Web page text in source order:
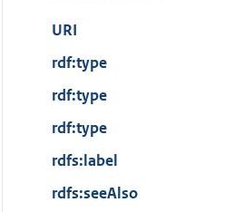
URI
rdf:type
rdf:type
rdf:type
rdfs:label
rdfs:seeAlso